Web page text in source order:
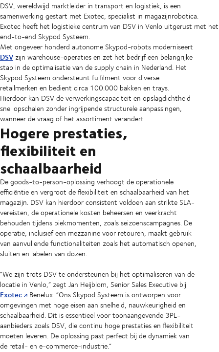
DSV, wereldwijd marktleider in transport en logistiek, is een
samenwerking gestart met Exotec, specialist in magazijnrobotica.
Exotec heeft het logistieke centrum van DSV in Venlo uitgerust met het
end-to-end Skypod Systeem.
Met ongeveer honderd autonome Skypod-robots moderniseert
DSV zijn warehouse-operaties en zet het bedrijf een belangrijke
stap in de optimalisatie van de supply chain in Nederland. Het
Skypod Systeem ondersteunt fulfilment voor diverse
retailmerken en bedient circa 100.000 bakken en trays.
Hierdoor kan DSV de verwerkingscapaciteit en opslagdichtheid
snel opschalen zonder ingrijpende structurele aanpassingen,
wanneer de vraag of het assortiment verandert.
Hogere prestaties,
flexibiliteit en
schaalbaarheid
De goods-to-person-oplossing verhoogt de operationele
efficiëntie en vergroot de flexibiliteit en schaalbaarheid van het
magazijn. DSV kan hierdoor consistent voldoen aan strikte SLA-
vereisten, de operationele kosten beheersen en veerkracht
behouden tijdens piekmomenten, zoals seizoenscampagnes. De
operatie, inclusief een mezzanine voor retouren, maakt gebruik
van aanvullende functionaliteiten zoals het automatisch openen,
sluiten en labelen van dozen.
“We zijn trots DSV te ondersteunen bij het optimaliseren van de
locatie in Venlo,” zegt Jan Heijblom, Senior Sales Executive bij
Exotec
Benelux. “Ons Skypod Systeem is ontworpen voor
omgevingen met hoge eisen aan snelheid, nauwkeurigheid en
schaalbaarheid. Dit is essentieel voor toonaangevende 3PL-
aanbieders zoals DSV, die continu hoge prestaties en flexibiliteit
moeten leveren. De oplossing past perfect bij de dynamiek van
de retail- en e-commerce-industrie.”